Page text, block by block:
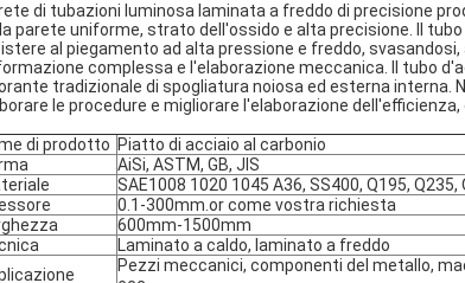
di tubazioni luminosa laminata a freddo di precisione
parete uniforme, strato dell'ossido e alta precisione. Il
al piegamento ad alta pressione e freddo,
complessa e l'elaborazione meccanica. Il tubo
tradizionale di spogliatura noiosa ed esterna interna.
le procedure e migliorare l'elaborazione
di prodotto Piatto di acciaio al carbonio
AiSi, ASTM, GB, JIS
SAE1008 1020 1045 A36, SS400, Q195, Q235,
0.1-300mm.or come vostra richiesta
600mm-1500mm
Laminato a caldo, laminato a freddo
Pezzi meccanici, componenti del metallo,